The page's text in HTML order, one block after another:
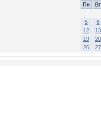
Пн
Вт
5
6
12
13
19
20
26
27